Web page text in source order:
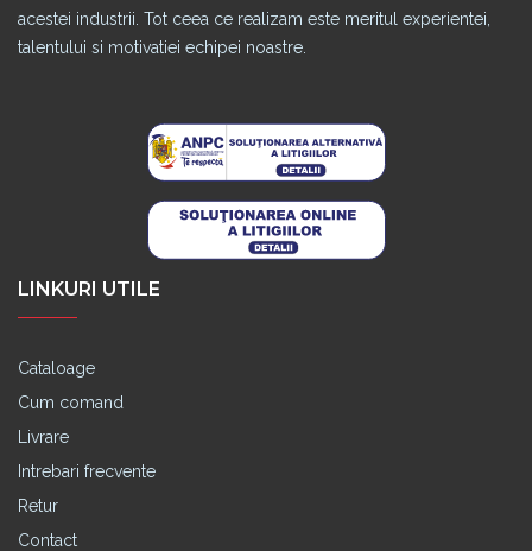
acestei industrii. Tot ceea ce realizam este meritul experientei,
talentului si motivatiei echipei noastre.
LINKURI UTILE
Cataloage
Cum comand
Livrare
Intrebari frecvente
Retur
Contact